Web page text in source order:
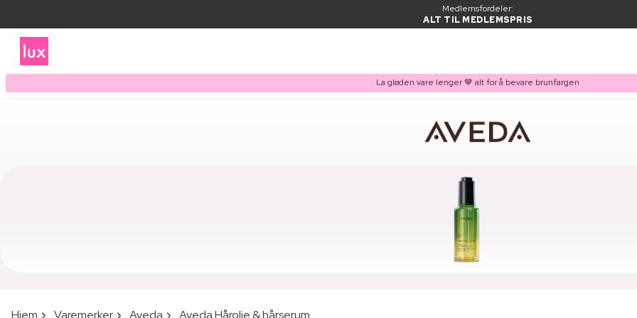
Medlemsfordeler:
ALT TIL MEDLEMSPRIS
La gløden vare lenger 🤎 alt for å bevare brunfargen
Hjem Varemerker Aveda Aveda Hårolje & hårserum